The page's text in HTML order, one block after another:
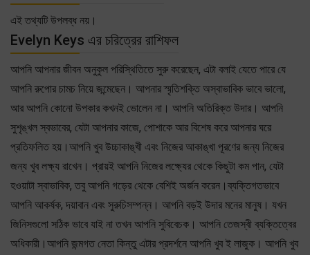
এই তথ্যটি উপলব্ধ নয়।
Evelyn Keys এর চরিত্রের রাশিফল
আপনি আপনার জীবন অনুকুল পরিস্থিতিতে সুরু করেছেন, এটা বলাই যেতে পারে যে
আপনি রুপোর চামচ নিয়ে জন্মেছেন। আপনার স্মৃতিশক্তি অস্বাভাবিক ভাবে ভালো,
আর আপনি কোনো উপকার কখনই ভোলেন না। আপনি অতিরিক্ত উদার। আপনি
সুশৃঙ্খল স্বভাবের, যেটা আপনার কাজে, পোশাকে আর বিশেষ করে আপনার ঘরে
প্রতিফলিত হয়।আপনি খুব উচ্চাকাঙ্খী এবং নিজের আকাঙ্খা পূরণের জন্য নিজের
জন্য খুব লক্ষ্য রাখেন। প্রায়ই আপনি নিজের লক্ষ্যের থেকে কিছুটা কম পান, যেটা
হওয়াটা স্বাভাবিক, তবু আপনি গড়ের থেকে বেশিই অর্জন করেন।ব্যক্তিগতভাবে
আপনি আকর্ষক, দয়াবান এবং সুরুচিসম্পন্ন। আপনি বড়ই উদার মনের মানুষ। যখন
জিনিসগুলো সঠিক ভাবে যাই না তখন আপনি সুবিবেচক। আপনি তেজস্বী ব্যক্তিত্বের
অধিকারী।আপনি জন্মগত নেতা কিন্তু এটার প্রদর্শনে আপনি খুব ই লাজুক। আপনি খুব